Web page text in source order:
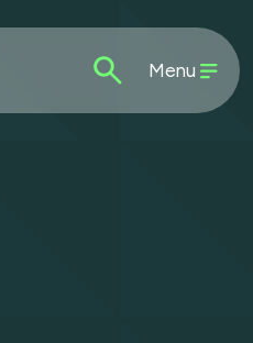
Menu